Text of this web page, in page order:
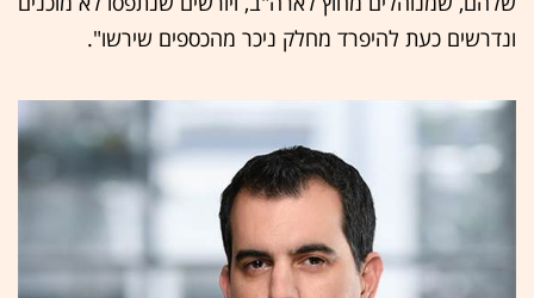
ונדרשים כעת להיפרד מחלק ניכר מהכספים שירשו".